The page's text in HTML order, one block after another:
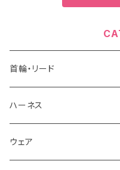
首輪・リード
ハーネス
ウェア